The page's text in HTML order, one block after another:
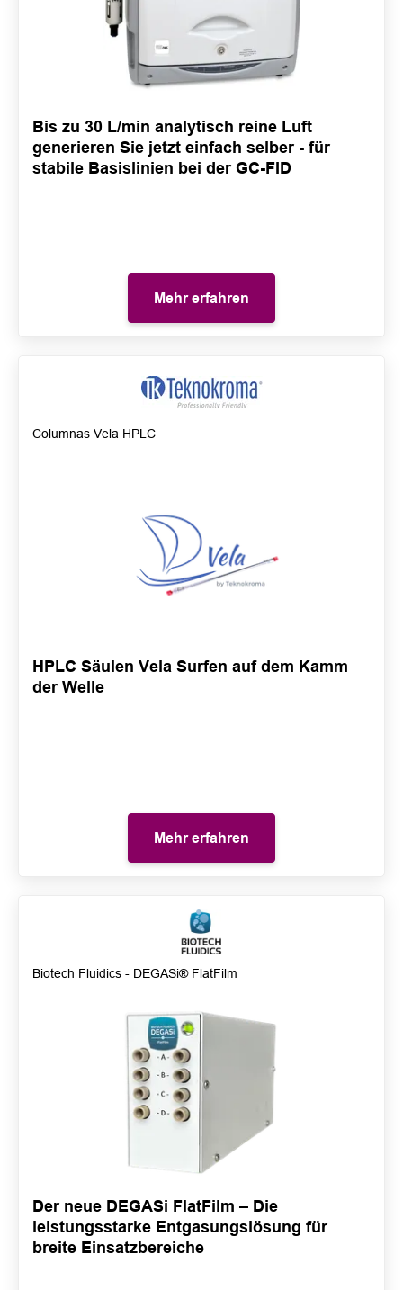
Bis zu 30 L/min analytisch reine Luft
generieren Sie jetzt einfach selber - für
stabile Basislinien bei der GC-FID
Mehr erfahren
Columnas Vela HPLC
HPLC Säulen Vela Surfen auf dem Kamm
der Welle
Mehr erfahren
Biotech Fluidics - DEGASi® FlatFilm
Der neue DEGASi FlatFilm – Die
leistungsstarke Entgasungslösung für
breite Einsatzbereiche